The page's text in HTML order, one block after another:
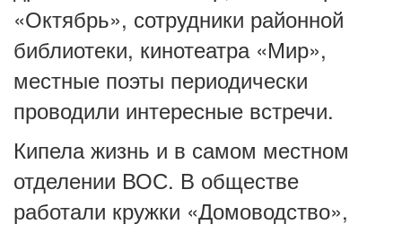
«Октябрь», сотрудники районной
библиотеки, кинотеатра «Мир»,
местные поэты периодически
проводили интересные встречи.
Кипела жизнь и в самом местном
отделении ВОС. В обществе
работали кружки «Домоводство»,